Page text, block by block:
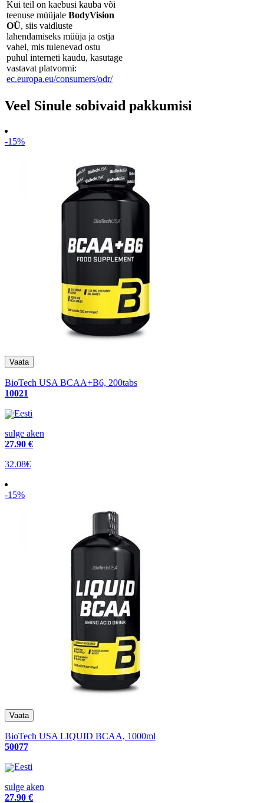
Kui teil on kaebusi kauba või
teenuse müüjale BodyVision
OÜ, siis vaidluste
lahendamiseks müüja ja ostja
vahel, mis tulenevad ostu
puhul interneti kaudu, kasutage
vastavat platvormi:
ec.europa.eu/consumers/odr/
Veel Sinule sobivaid pakkumisi
-15%
BioTech USA BCAA+B6, 200tabs
10021
Eesti
sulge aken
27.90 €
32.08€
-15%
BioTech USA LIQUID BCAA, 1000ml
50077
Eesti
sulge aken
27.90 €